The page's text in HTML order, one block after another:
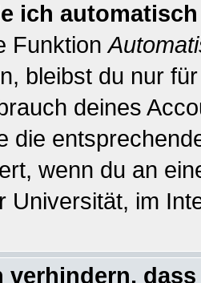
ich
Funktion
bleibst du nur
deines
die
wenn du an
Universität, im
verhindern,